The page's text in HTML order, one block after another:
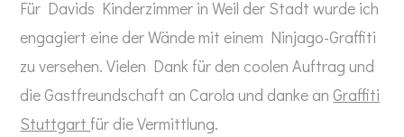
Für Davids Kinderzimmer in Weil der Stadt wurde ich
engagiert eine der Wände mit einem Ninjago-Graffiti
zu versehen. Vielen Dank für den coolen Auftrag und
die Gastfreundschaft an Carola und danke an Graffiti
Stuttgart für die Vermittlung.